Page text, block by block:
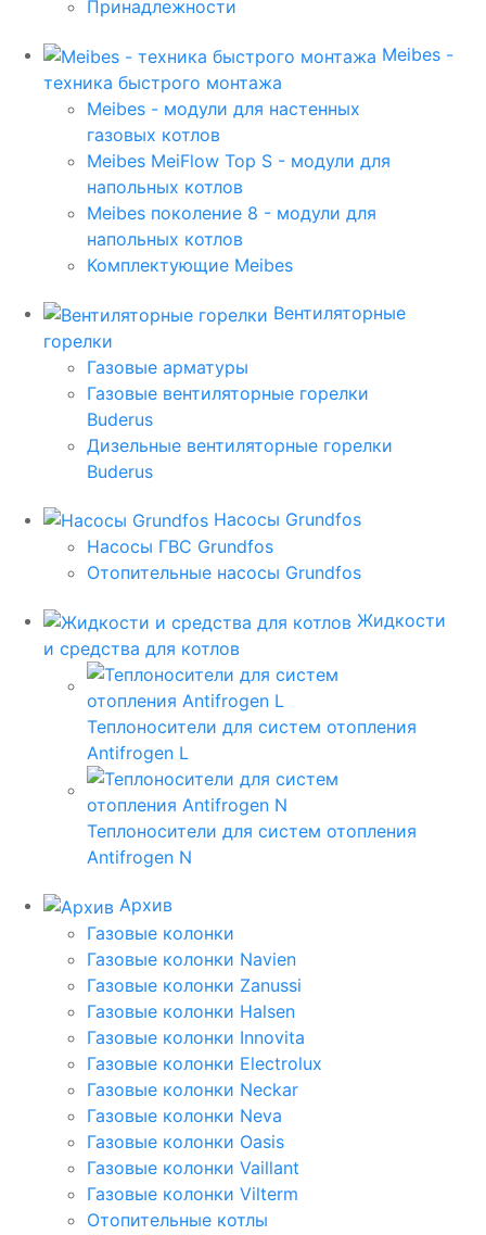
Принадлежности
Meibes -
техника быстрого монтажа
Meibes - модули для настенных
газовых котлов
Meibes MeiFlow Top S - модули для
напольных котлов
Meibes поколение 8 - модули для
напольных котлов
Комплектующие Meibes
Вентиляторные
горелки
Газовые арматуры
Газовые вентиляторные горелки
Buderus
Дизельные вентиляторные горелки
Buderus
Насосы Grundfos
Насосы ГВС Grundfos
Отопительные насосы Grundfos
Жидкости
и средства для котлов
Теплоносители для систем отопления
Antifrogen L
Теплоносители для систем отопления
Antifrogen N
Архив
Газовые колонки
Газовые колонки Navien
Газовые колонки Zanussi
Газовые колонки Halsen
Газовые колонки Innovita
Газовые колонки Electrolux
Газовые колонки Neckar
Газовые колонки Neva
Газовые колонки Oasis
Газовые колонки Vaillant
Газовые колонки Vilterm
Отопительные котлы